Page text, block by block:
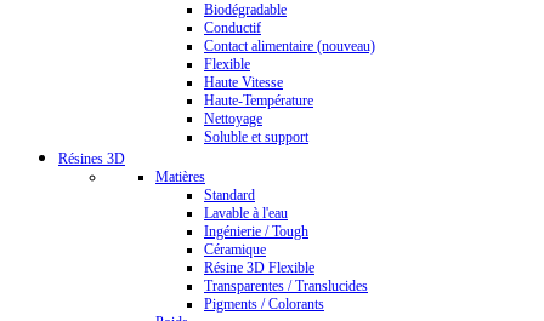
Biodégradable
Conductif
Contact alimentaire (nouveau)
Flexible
Haute Vitesse
Haute-Température
Nettoyage
Soluble et support
Résines 3D
Matières
Standard
Lavable à l'eau
Ingénierie / Tough
Céramique
Résine 3D Flexible
Transparentes / Translucides
Pigments / Colorants